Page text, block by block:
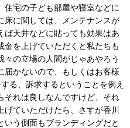
住宅の子ども部屋や寝室などに
床に関しては、メンテナンスが
ば天井などに貼っても効果はあ
金を上げていただくと私たちも
の立場の人間がじゃあやろう
届かないので、もしくはお客様
る、訴求するということを例え
それは良しなんですけど、それ
ていただけたら、さすが香川
う側面もブランディングだと